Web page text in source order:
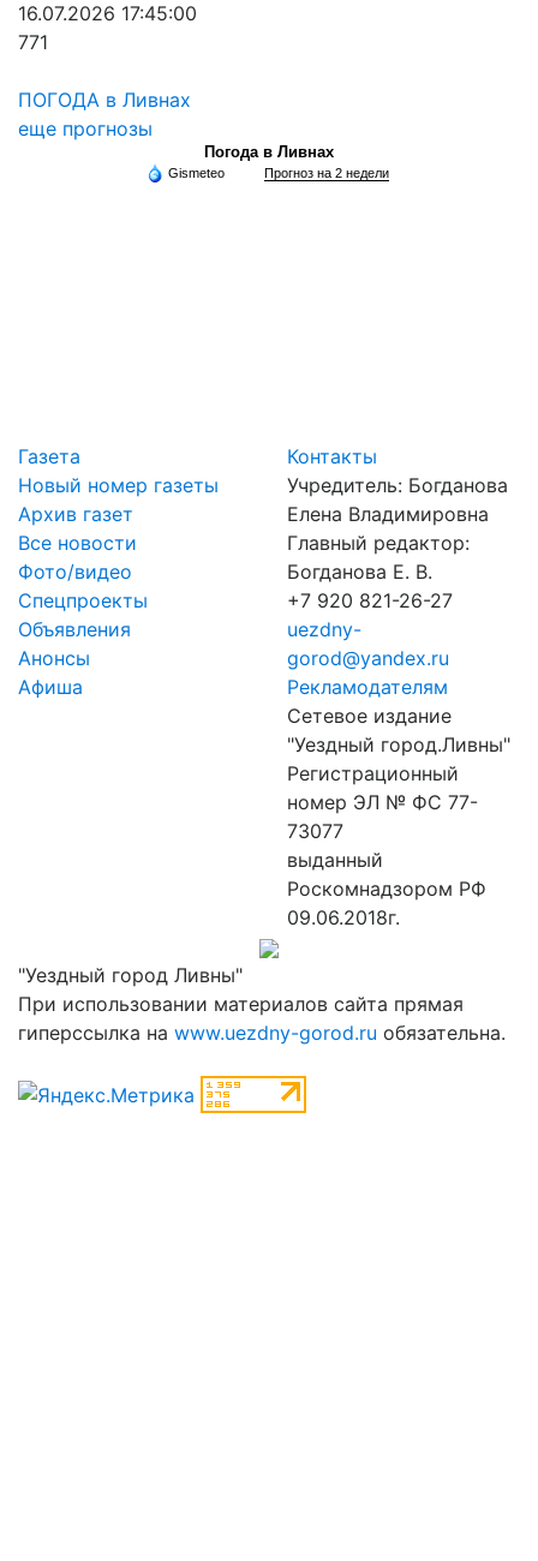
16.07.2026 17:45:00
771
ПОГОДА в Ливнах
еще прогнозы
Погода в Ливнах
Gismeteo Прогноз на 2 недели
Газета
Новый номер газеты
Архив газет
Все новости
Фото/видео
Спецпроекты
Объявления
Анонсы
Афиша
Контакты
Учредитель: Богданова
Елена Владимировна
Главный редактор:
Богданова Е. В.
+7 920 821-26-27
uezdny-
gorod@yandex.ru
Рекламодателям
Сетевое издание
"Уездный город.Ливны"
Регистрационный
номер ЭЛ № ФС 77-
73077
выданный
Роскомнадзором РФ
09.06.2018г.
"Уездный город Ливны"
При использовании материалов сайта прямая
гиперссылка на www.uezdny-gorod.ru обязательна.